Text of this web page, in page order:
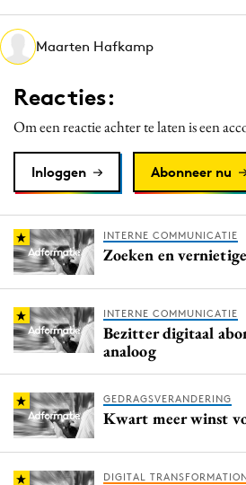
Interne communicatie
Martech
Media
Merkstrategie
PR
Purpose Marketing
Reputatie & crisis
Maarten Hafkamp
Reacties:
Om een reactie achter te laten is een
Inloggen Abonneer nu
INTERNE COMMUNICATIE
Zoeken en
INTERNE COMMUNICATIE
Bezitter digitaal
analoog
GEDRAGSVERANDERING
Kwart meer winst
DIGITAL